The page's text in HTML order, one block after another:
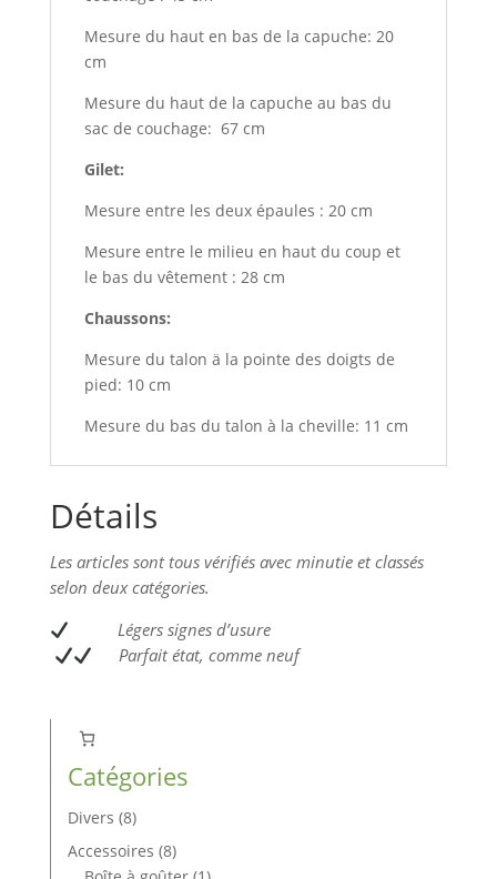
Mesure du haut en bas de la capuche: 20
cm
Mesure du haut de la capuche au bas du
sac de couchage: 67 cm
Gilet:
Mesure entre les deux épaules : 20 cm
Mesure entre le milieu en haut du coup et
le bas du vêtement : 28 cm
Chaussons:
Mesure du talon ä la pointe des doigts de
pied: 10 cm
Mesure du bas du talon à la cheville: 11 cm
Détails
Les articles sont tous vérifiés avec minutie et classés
selon deux catégories.
Légers signes d’usure
Parfait état, comme neuf
Catégories
Divers 88
produits
Accessoires 88